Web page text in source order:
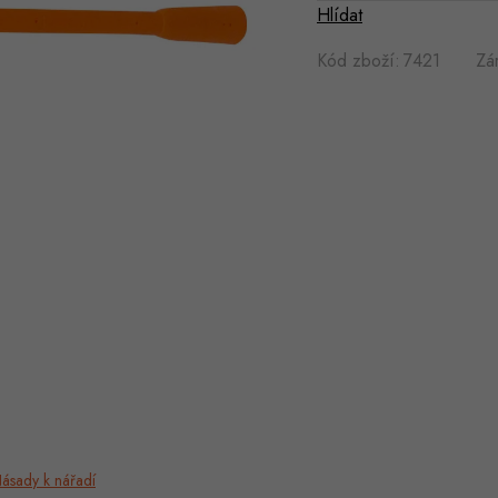
Kód zboží: 7421
Hlídat
k nářadí